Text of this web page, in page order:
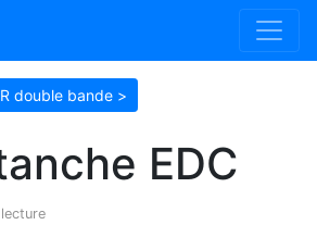
double bande >
EDC